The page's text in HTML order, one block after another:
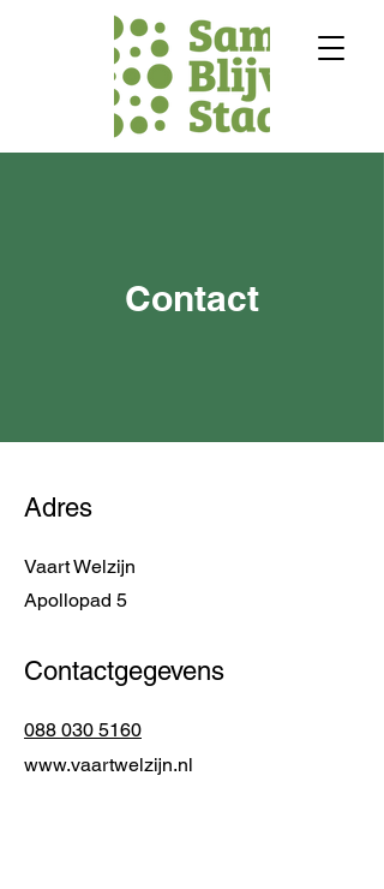
Contact
Adres
Vaart Welzijn
Apollopad 5
Contactgegevens
088 030 5160
www.vaartwelzijn.nl